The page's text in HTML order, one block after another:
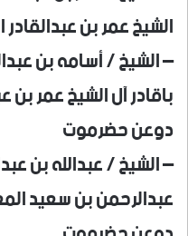
الشيخ عمر بن
– الشيخ / أسامه بن
باقادر آل الشيخ عمر
دوعن حضرموت
– الشيخ / عبدالله بن
عبدالرحمن بن سعيد